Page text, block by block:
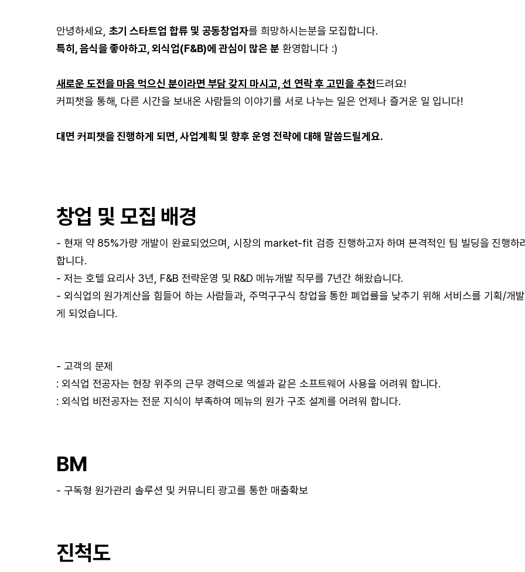
안녕하세요, 초기 스타트업 합류 및 공동창업자를 희망하시는분을 모집합니다.
특히, 음식을 좋아하고, 외식업(F&B)에 관심이 많은 분 환영합니다 :)
새로운 도전을 마음 먹으신 분이라면 부담 갖지 마시고, 선 연락 후 고민을 추천드려요!
커피챗을 통해, 다른 시간을 보내온 사람들의 이야기를 서로 나누는 일은 언제나 즐거운 일 입니다!
대면 커피챗을 진행하게 되면, 사업계획 및 향후 운영 전략에 대해 말씀드릴게요.
창업 및 모집 배경
- 현재 약 85%가량 개발이 완료되었으며, 시장의 market-fit 검증 진행하고자 하며 본격적인 팀 빌딩을 진행하
합니다.
- 저는 호텔 요리사 3년, F&B 전략운영 및 R&D 메뉴개발 직무를 7년간 해왔습니다.
- 외식업의 원가계산을 힘들어 하는 사람들과, 주먹구구식 창업을 통한 폐업률을 낮추기 위해 서비스를 기획/개
게 되었습니다.
- 고객의 문제
: 외식업 전공자는 현장 위주의 근무 경력으로 엑셀과 같은 소프트웨어 사용을 어려워 합니다.
: 외식업 비전공자는 전문 지식이 부족하여 메뉴의 원가 구조 설계를 어려워 합니다.
BM
- 구독형 원가관리 솔루션 및 커뮤니티 광고를 통한 매출확보
진척도